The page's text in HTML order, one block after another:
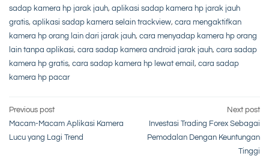
sadap kamera hp jarak jauh, aplikasi sadap kamera hp jarak jauh
gratis, aplikasi sadap kamera selain trackview, cara mengaktifkan
kamera hp orang lain dari jarak jauh, cara menyadap kamera hp orang
lain tanpa aplikasi, cara sadap kamera android jarak jauh, cara sadap
kamera hp gratis, cara sadap kamera hp lewat email , cara sadap
kamera hp pacar
Post
navigation
Previous post
Macam-Macam Aplikasi Kamera
Lucu yang Lagi Trend
Next post
Investasi Trading Forex Sebagai
Pemodalan Dengan Keuntungan
Tinggi